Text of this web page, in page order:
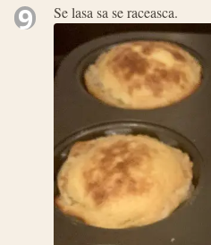
9 Se lasa sa se raceasca.